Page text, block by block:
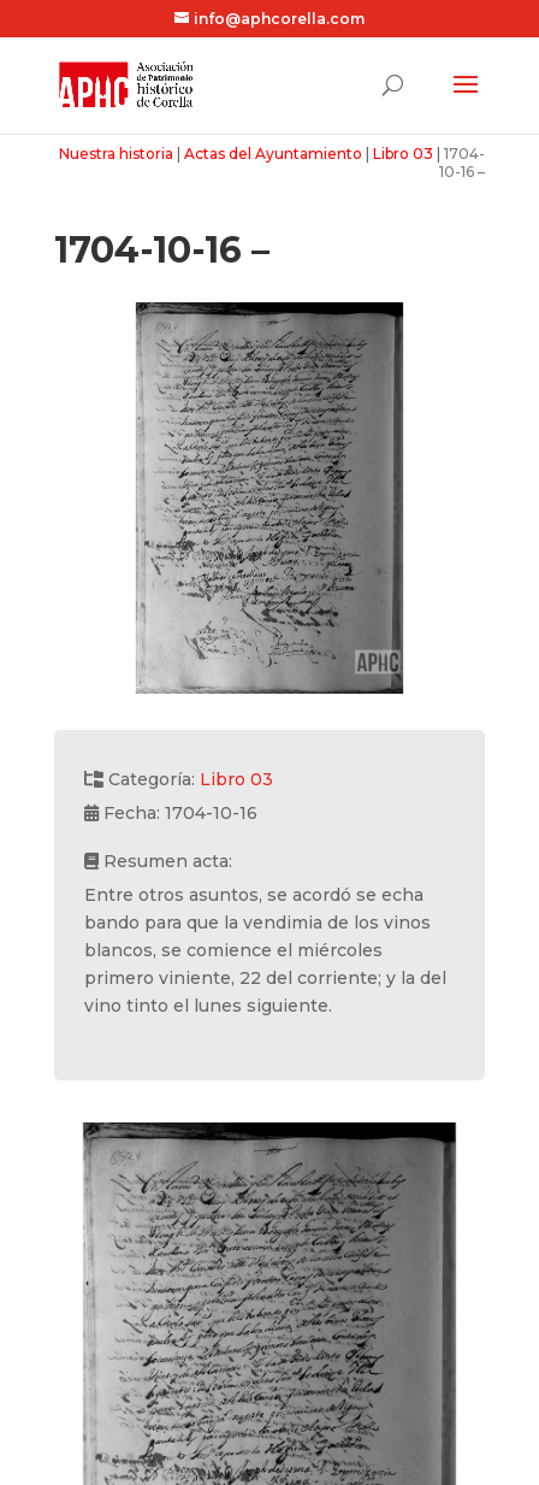
info@aphcorella.com
Nuestra historia |Actas del Ayuntamiento |Libro 03 |1704-
10-16 –
1704-10-16 –
Categoría: Libro 03
Fecha: 1704-10-16
Resumen acta:
Entre otros asuntos, se acordó se echa
bando para que la vendimia de los vinos
blancos, se comience el miércoles
primero viniente, 22 del corriente; y la del
vino tinto el lunes siguiente.